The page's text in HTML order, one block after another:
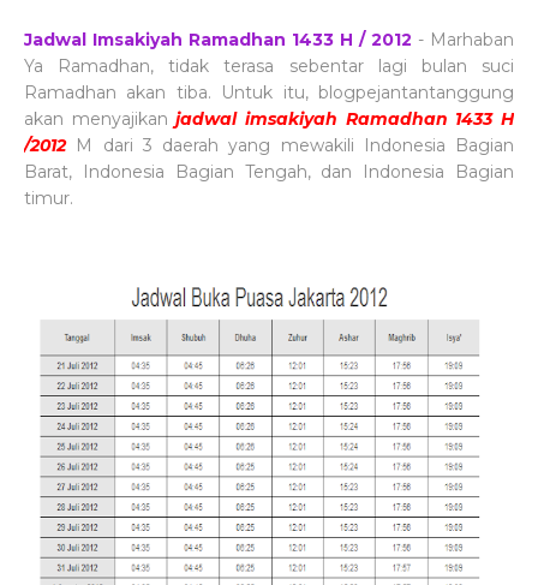
Jadwal Imsakiyah Ramadhan 1433 H / 2012 - Marhaban
Ya Ramadhan, tidak terasa sebentar lagi bulan suci
Ramadhan akan tiba. Untuk itu, blogpejantantanggung
akan menyajikan jadwal imsakiyah Ramadhan 1433 H
/2012 M dari 3 daerah yang mewakili Indonesia Bagian
Barat, Indonesia Bagian Tengah, dan Indonesia Bagian
timur.